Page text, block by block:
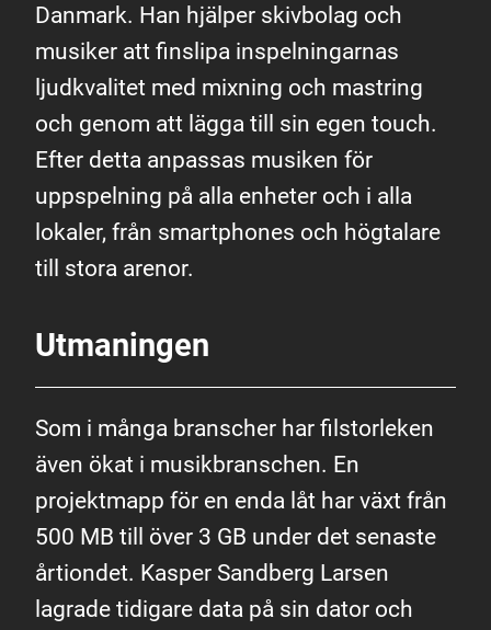
Danmark. Han hjälper skivbolag och
musiker att finslipa inspelningarnas
ljudkvalitet med mixning och mastring
och genom att lägga till sin egen touch.
Efter detta anpassas musiken för
uppspelning på alla enheter och i alla
lokaler, från smartphones och högtalare
till stora arenor.
Utmaningen
Som i många branscher har filstorleken
även ökat i musikbranschen. En
projektmapp för en enda låt har växt från
500 MB till över 3 GB under det senaste
årtiondet. Kasper Sandberg Larsen
lagrade tidigare data på sin dator och